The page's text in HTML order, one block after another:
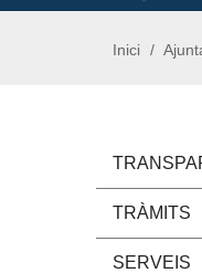
Inici
TRÀMITS
SERVEIS